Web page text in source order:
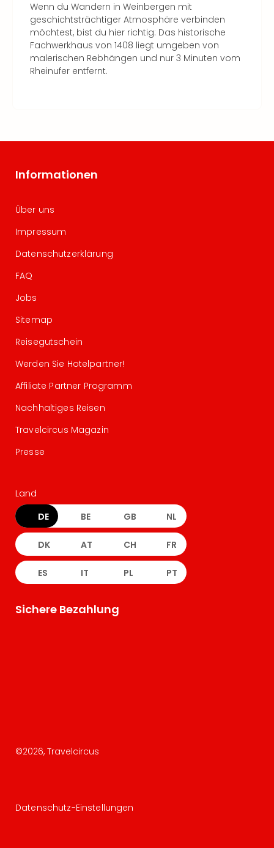
Wenn du Wandern in Weinbergen mit
geschichtsträchtiger Atmosphäre verbinden
möchtest, bist du hier richtig: Das historische
Fachwerkhaus von 1408 liegt umgeben von
malerischen Rebhängen und nur 3 Minuten vom
Rheinufer entfernt.
Informationen
Über uns
Impressum
Datenschutzerklärung
FAQ
Jobs
Sitemap
Reisegutschein
Werden Sie Hotelpartner!
Affiliate Partner Programm
Nachhaltiges Reisen
Travelcircus Magazin
Presse
Land
DE BE GB NL
DK AT CH FR
ES IT PL PT
Sichere Bezahlung
©2026, Travelcircus
Datenschutz-Einstellungen